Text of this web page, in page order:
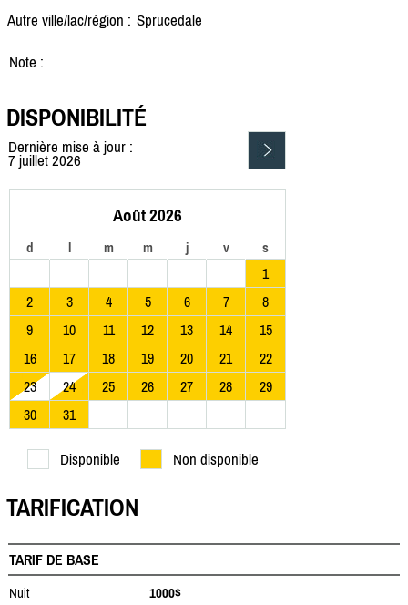
Autre ville/lac/région : Sprucedale
Note :
DISPONIBILITÉ
Dernière mise à jour :
7 juillet 2026
Août 2026
d l m m j v s
1
2
3 4 5 6 7
8
9
10 11 12 13 14
15
16
17 18 19 20 21
22
23
24 25 26 27 28
29
30
31
Disponible Non disponible
TARIFICATION
TARIF DE BASE
Nuit
1000$